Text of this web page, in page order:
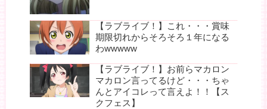
【ラブライブ！】これ・・・賞味
期限切れからそろそろ１年になる
わwwwww
【ラブライブ！】お前らマカロン
マカロン言ってるけど・・・ちゃ
んとアイコレって言えよ！！【ス
クフェス】